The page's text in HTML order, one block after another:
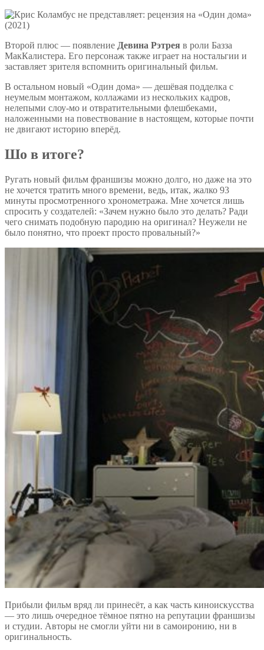
Второй плюс — появление Девина Рэтрея в роли Базза
МакКалистера. Его персонаж также играет на ностальгии и
заставляет зрителя вспомнить оригинальный фильм.
В остальном новый «Один дома» — дешёвая подделка с
неумелым монтажом, коллажами из нескольких кадров,
нелепыми слоу-мо и отвратительными флешбеками,
наложенными на повествование в настоящем, которые почти
не двигают историю вперёд.
Шо в итоге?
Ругать новый фильм франшизы можно долго, но даже на это
не хочется тратить много времени, ведь, итак, жалко 93
минуты просмотренного хронометража. Мне хочется лишь
спросить у создателей: «Зачем нужно было это делать? Ради
чего снимать подобную пародию на оригинал? Неужели не
было понятно, что проект просто провальный?»
Прибыли фильм вряд ли принесёт, а как часть киноискусства
— это лишь очередное тёмное пятно на репутации франшизы
и студии. Авторы не смогли уйти ни в самоиронию, ни в
оригинальность.